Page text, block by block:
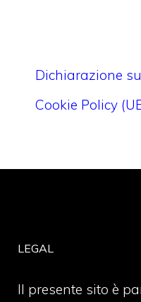
Dichiarazione
Cookie Policy
LEGAL
Il presente sito è